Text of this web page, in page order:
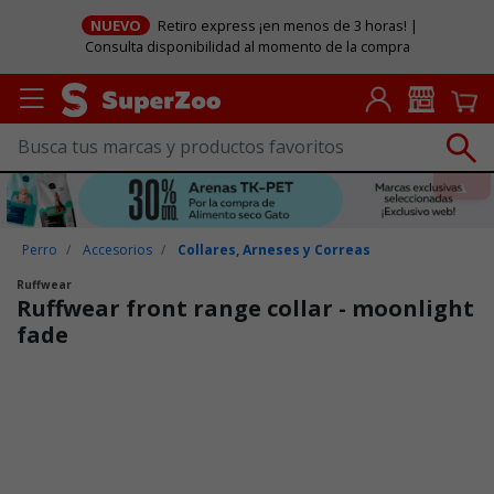
NUEVO
Retiro express ¡en menos de 3 horas! |
Consulta disponibilidad al momento de la compra
Perro Accesorios Collares, Arneses y Correas
Ruffwear
Ruffwear front range collar - moonlight
fade